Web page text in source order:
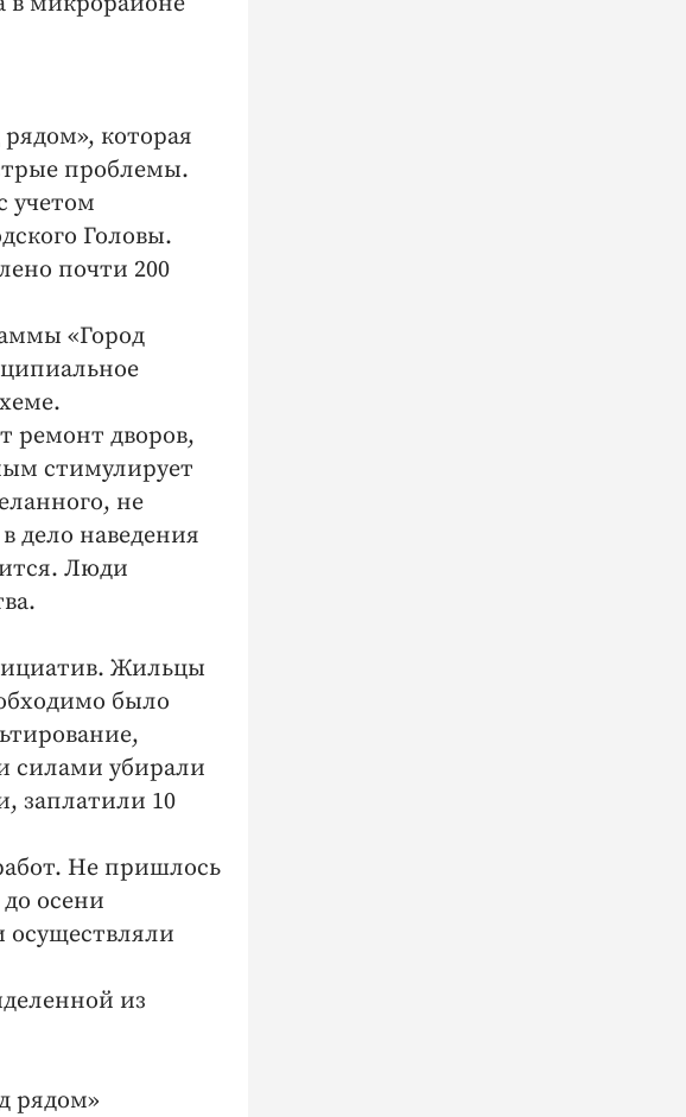
которая
проблемы.
учетом
Головы.
почти 200
«Город
ремонт дворов,
стимулирует
не
дело наведения
Люди
Жильцы
было
силами убирали
заплатили 10
Не пришлось
осени
осуществляли
из
рядом»